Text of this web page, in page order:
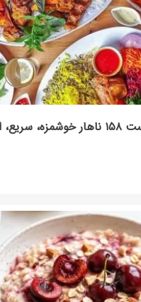
ناهار چی بپزم؟ لیست ۱۵۸ ناهار
دریافت رمز خرید کالابرگ برای خرید
کالابرگ)
1405